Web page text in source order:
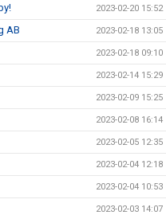
2023-02-20 15:52
AB 2023-02-18 13:05
2023-02-18 09:10
2023-02-14 15:29
2023-02-09 15:25
2023-02-08 16:14
2023-02-05 12:35
2023-02-04 12:18
2023-02-04 10:53
2023-02-03 14:07